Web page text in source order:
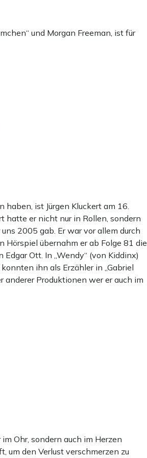
und Morgan Freeman, ist für
ist Jürgen Kluckert am 16.
hatte er nicht nur in Rollen, sondern
2005 gab. Er war vor allem durch
übernahm er ab Folge 81 die
Ott. In „Wendy“ (von Kiddinx)
ihn als Erzähler in „Gabriel
anderer Produktionen wer er auch im
Ohr, sondern auch im Herzen
um den Verlust verschmerzen zu